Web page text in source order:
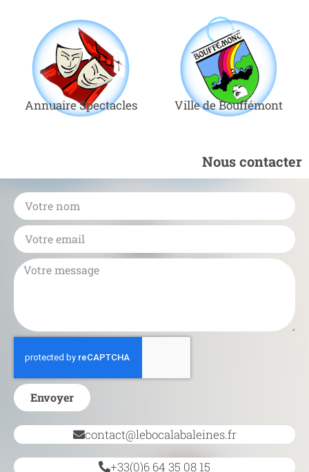
Annuaire Spectacles Ville de Bouffémont
Nous contacter
Envoyer
contact@lebocalabaleines.fr
+33(0)6 64 35 08 15